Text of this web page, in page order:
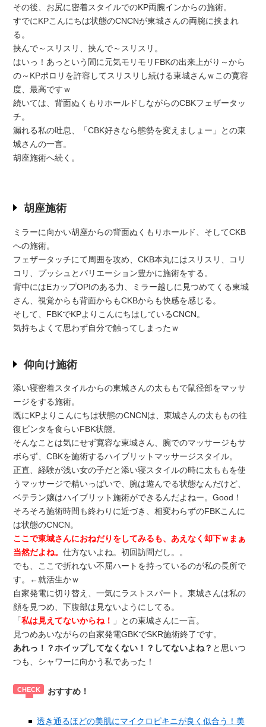
その後、お尻に密着スタイルでのKP両腕インからの施術。
すでにKPこんにちは状態のCNCNが東城さんの両腕に挟まれ
る。
挟んで～スリスリ、挟んで～スリスリ。
はいっ！あっという間に元気モリモリFBKの出来上がり～から
の～KPポロリを許容してスリスリし続ける東城さんｗこの寛容
度、最高ですｗ
続いては、背面ぬくもりホールドしながらのCBKフェザータッ
チ。
漏れる私の吐息、「CBK好きなら態勢を変えましょー」との東
城さんの一言。
胡座施術へ続く。
胡座施術
ミラーに向かい胡座からの背面ぬくもりホールド、そしてCKB
への施術。
フェザータッチにて周囲を攻め、CKB本丸にはスリスリ、コリ
コリ、プッシュとバリエーション豊かに施術をする。
背中にはEカップOPIのある力、ミラー越しに見つめてくる東城
さん、視覚からも背面からもCKBからも快感を感じる。
そして、FBKでKPよりこんにちはしているCNCN。
気持ちよくて思わず自分で触ってしまったｗ
仰向け施術
添い寝密着スタイルからの東城さんの太ももで鼠径部をマッサ
ージをする施術。
既にKPよりこんにちは状態のCNCNは、東城さんの太ももの往
復ビンタを食らいFBK状態。
そんなことは気にせず寛容な東城さん、腕でのマッサージもサ
ボらず、CBKを施術するハイブリットマッサージスタイル。
正直、経験が浅い女の子だと添い寝スタイルの時に太ももを使
うマッサージで精いっぱいで、腕は遊んでる状態なんだけど、
ベテラン嬢はハイブリット施術ができるんだよねー。Good！
そろそろ施術時間も終わりに近づき、相変わらずのFBKこんに
は状態のCNCN。
ここで東城さんにおねだりをしてみるも、あえなく却下ｗまぁ
当然だよね。仕方ないよね。初回訪問だし。。
でも、ここで折れない不屈ハートを持っているのが私の長所で
す。←就活生かｗ
自家発電に切り替え、一気にラストスパート。東城さんは私の
顔を見つめ、下腹部は見ないようにしてる。
「私は見えてないからね！
」との東城さんに一言。
見つめあいながらの自家発電GBKでSKR施術終了です。
あれっ！？ホイップしてなくない！？してないよね？ と思いつ
つも、シャワーに向かう私であった！
おすすめ！
透き通るほどの美肌にマイクロビキニが良く似合う！美